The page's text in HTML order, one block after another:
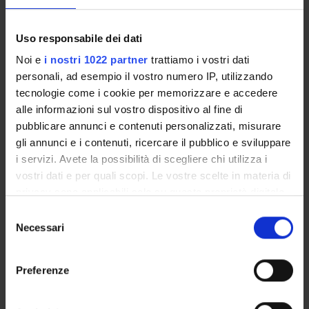
Uso responsabile dei dati
Noi e i nostri 1022 partner trattiamo i vostri dati
personali, ad esempio il vostro numero IP, utilizzando
tecnologie come i cookie per memorizzare e accedere
alle informazioni sul vostro dispositivo al fine di
pubblicare annunci e contenuti personalizzati, misurare
gli annunci e i contenuti, ricercare il pubblico e sviluppare
i servizi. Avete la possibilità di scegliere chi utilizza i
vostri dati e per quali scopi. Le vostre scelte in materia di
modificare o revocare il proprio consenso in qualsiasi
momento dalla Dichiarazione sui cookie o facendo clic
Necessari
Preferenze
resource?
1° 2°
THE COMMUNICATION
THROUGHOUT
EMERGENCY
D
Not yet
assigned
1° periodo lezioni (1B) From 11/5/21 To 12/16/21
YEARS MODULES TAF TEACHER
1° 2°
Paradigm Shifts Beyond
Not yet